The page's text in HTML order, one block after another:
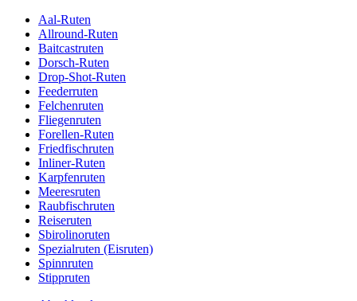
Aal-Ruten
Allround-Ruten
Baitcastruten
Dorsch-Ruten
Drop-Shot-Ruten
Feederruten
Felchenruten
Fliegenruten
Forellen-Ruten
Friedfischruten
Inliner-Ruten
Karpfenruten
Meeresruten
Raubfischruten
Reiseruten
Sbirolinoruten
Spezialruten (Eisruten)
Spinnruten
Stippruten